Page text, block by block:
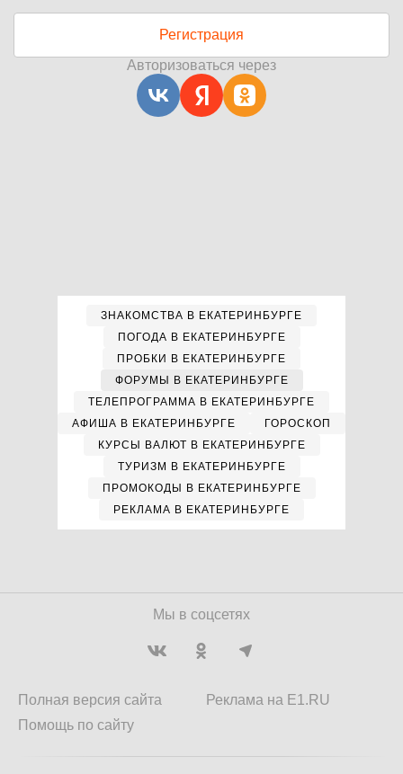
Регистрация
Авторизоваться через
ЗНАКОМСТВА В ЕКАТЕРИНБУРГЕ
ПОГОДА В ЕКАТЕРИНБУРГЕ
ПРОБКИ В ЕКАТЕРИНБУРГЕ
ФОРУМЫ В ЕКАТЕРИНБУРГЕ
ТЕЛЕПРОГРАММА В ЕКАТЕРИНБУРГЕ
АФИША В ЕКАТЕРИНБУРГЕ
ГОРОСКОП
КУРСЫ ВАЛЮТ В ЕКАТЕРИНБУРГЕ
ТУРИЗМ В ЕКАТЕРИНБУРГЕ
ПРОМОКОДЫ В ЕКАТЕРИНБУРГЕ
РЕКЛАМА В ЕКАТЕРИНБУРГЕ
Мы в соцсетях
Полная версия сайта
Помощь по сайту
Реклама на E1.RU